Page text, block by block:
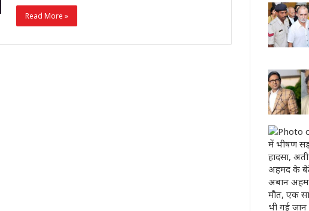
Read More »